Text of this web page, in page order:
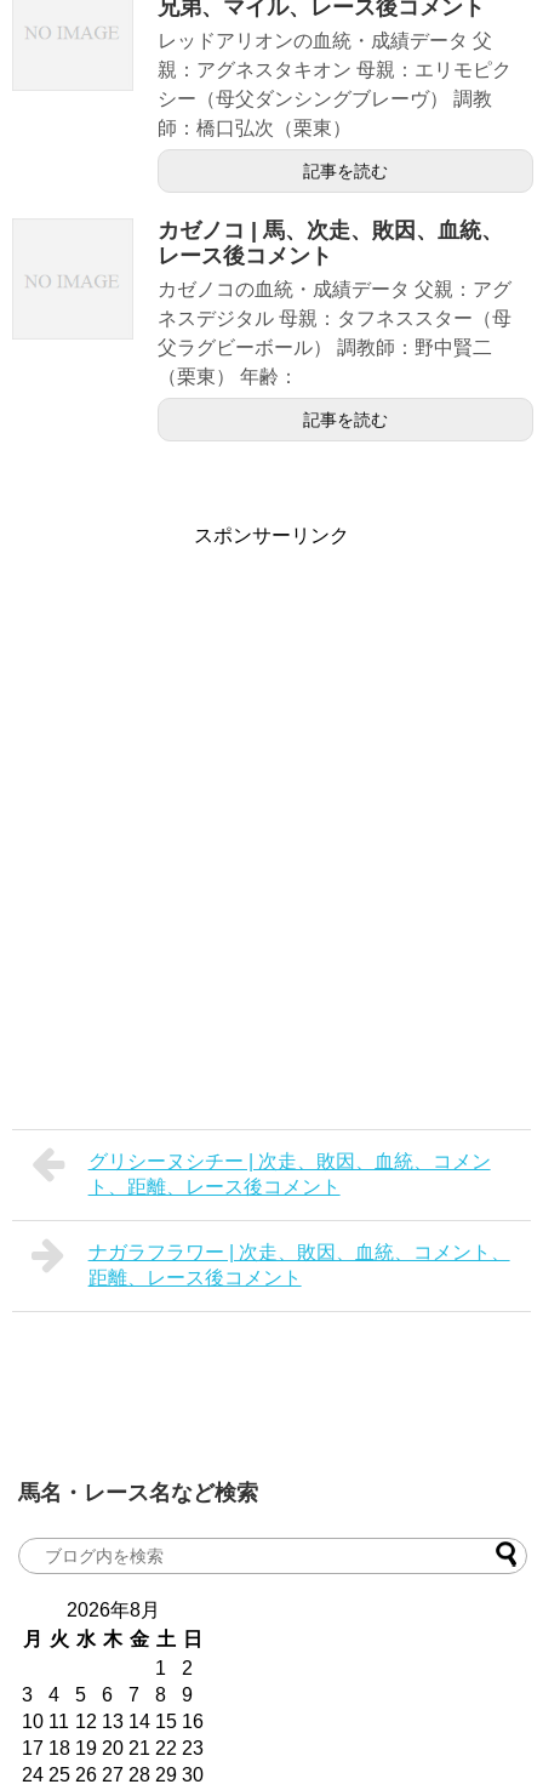
兄弟、マイル、レース後コメント
レッドアリオンの血統・成績データ 父
親：アグネスタキオン 母親：エリモピク
シー（母父ダンシングブレーヴ） 調教
師：橋口弘次（栗東）
記事を読む
カゼノコ | 馬、次走、敗因、血統、
レース後コメント
カゼノコの血統・成績データ 父親：アグ
ネスデジタル 母親：タフネススター（母
父ラグビーボール） 調教師：野中賢二
（栗東） 年齢：
記事を読む
スポンサーリンク
グリシーヌシチー | 次走、敗因、血統、コメン
ト、距離、レース後コメント
ナガラフラワー | 次走、敗因、血統、コメント、
距離、レース後コメント
馬名・レース名など検索
2026年8月
月
火 水 木 金 土
日
1
2
3
4 5 6 7 8
9
10 11 12 13 14 15 16
17 18 19 20 21 22 23
24 25 26 27 28 29 30